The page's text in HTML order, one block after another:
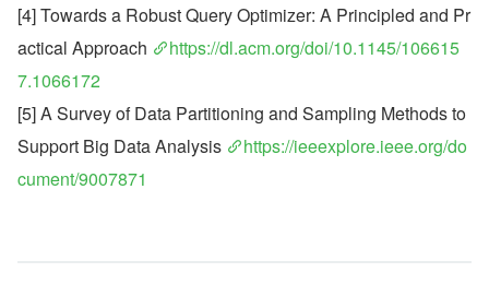
[4] Towards a Robust Query Optimizer: A Principled and Pr
actical Approach
https://dl.acm.org/doi/10.1145/106615
7.1066172
[5] A Survey of Data Partitioning and Sampling Methods to
Support Big Data Analysis
https://ieeexplore.ieee.org/do
cument/9007871